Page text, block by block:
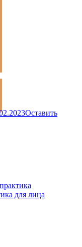
Оставить
для лица